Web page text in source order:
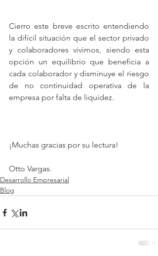
Cierro este breve escrito entendiendo
la difícil situación que el sector privado
y colaboradores vivimos, siendo esta
opción un equilibrio que beneficia a
cada colaborador y disminuye el riesgo
de no continuidad operativa de la
empresa por falta de liquidez.
¡Muchas gracias por su lectura!
Otto Vargas.
Desarrollo Empresarial
Blog